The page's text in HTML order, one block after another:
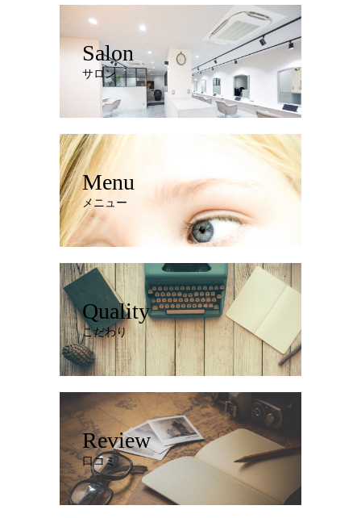
Salon
サロン
Menu
メニュー
Quality
こだわり
Review
口コミ